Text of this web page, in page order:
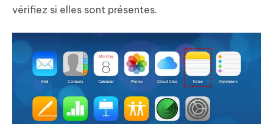
vérifiez si elles sont présentes.